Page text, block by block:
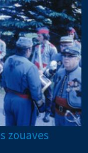
zouaves